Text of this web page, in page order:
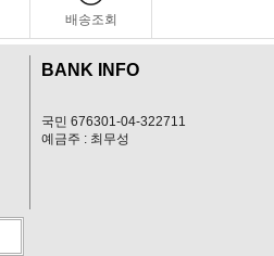
배송조회
BANK INFO
국민 676301-04-322711
예금주 : 최무성